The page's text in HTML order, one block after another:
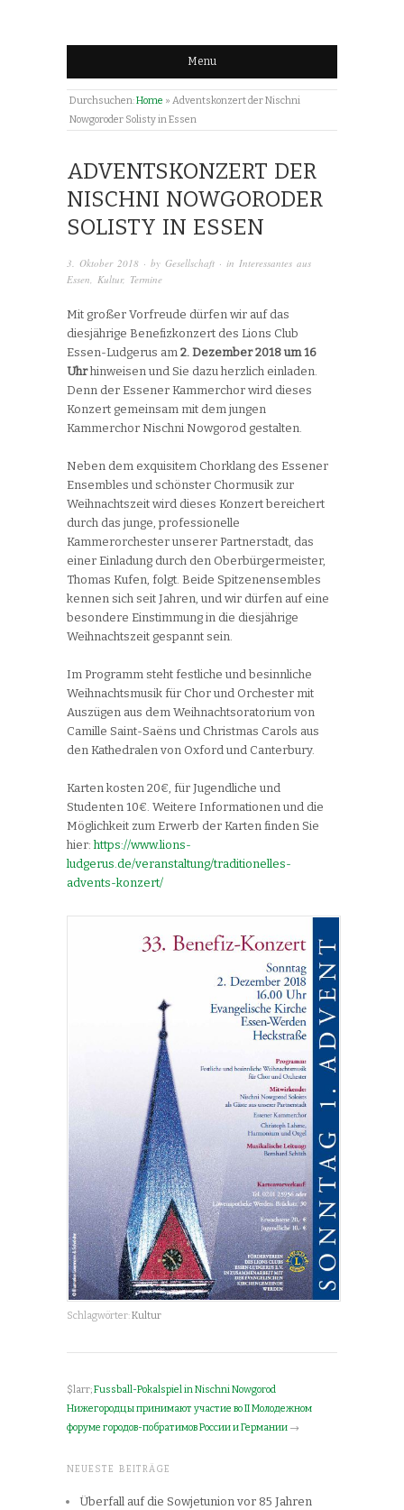
Menu
Durchsuchen:Home » Adventskonzert der Nischni
Nowgoroder Solisty in Essen
ADVENTSKONZERT DER
NISCHNI NOWGORODER
SOLISTY IN ESSEN
3. Oktober 2018 · by Gesellschaft · in Interessantes aus
Essen, Kultur, Termine
Mit großer Vorfreude dürfen wir auf das
diesjährige Benefizkonzert des Lions Club
Essen-Ludgerus am 2. Dezember 2018 um 16
Uhrhinweisen und Sie dazu herzlich einladen.
Denn der Essener Kammerchor wird dieses
Konzert gemeinsam mit dem jungen
Kammerchor Nischni Nowgorod gestalten.
Neben dem exquisitem Chorklang des Essener
Ensembles und schönster Chormusik zur
Weihnachtszeit wird dieses Konzert bereichert
durch das junge, professionelle
Kammerorchester unserer Partnerstadt, das
einer Einladung durch den Oberbürgermeister,
Thomas Kufen, folgt. Beide Spitzenensembles
kennen sich seit Jahren, und wir dürfen auf eine
besondere Einstimmung in die diesjährige
Weihnachtszeit gespannt sein.
Im Programm steht festliche und besinnliche
Weihnachtsmusik für Chor und Orchester mit
Auszügen aus dem Weihnachtsoratorium von
Camille Saint-Saëns und Christmas Carols aus
den Kathedralen von Oxford und Canterbury.
Karten kosten 20€, für Jugendliche und
Studenten 10€. Weitere Informationen und die
Möglichkeit zum Erwerb der Karten finden Sie
hier:https://www.lions-
ludgerus.de/veranstaltung/traditionelles-
advents-konzert/
Schlagwörter:Kultur
$larr;Fussball-Pokalspiel in Nischni Nowgorod
Нижегородцы принимают участие во II Молодежном
форуме городов-побратимов России и Германии →
NEUESTE BEITRÄGE
Überfall auf die Sowjetunion vor 85 Jahren